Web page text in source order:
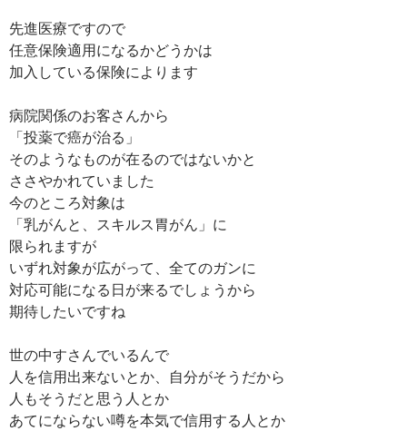
先進医療ですので
任意保険適用になるかどうかは
加入している保険によります
病院関係のお客さんから
「投薬で癌が治る」
そのようなものが在るのではないかと
ささやかれていました
今のところ対象は
「乳がんと、スキルス胃がん」に
限られますが
いずれ対象が広がって、全てのガンに
対応可能になる日が来るでしょうから
期待したいですね
世の中すさんでいるんで
人を信用出来ないとか、自分がそうだから
人もそうだと思う人とか
あてにならない噂を本気で信用する人とか